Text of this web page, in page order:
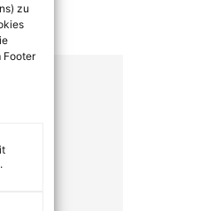
zu
Footer